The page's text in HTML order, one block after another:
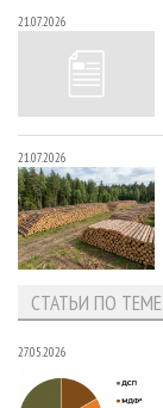
21.07.2026
21.07.2026
СТАТЬИ ПО ТЕМЕ
27.05.2026